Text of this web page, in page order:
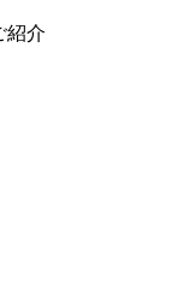
紹介